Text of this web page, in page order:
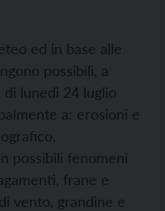
ed in base alle
possibili, a
lunedì 24 luglio
a: erosioni e
possibili fenomeni
frane e
vento, grandine e